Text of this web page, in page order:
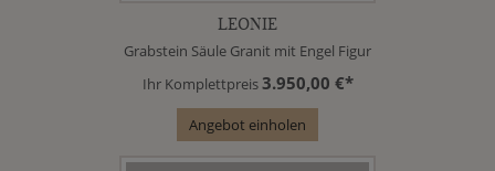
LEONIE
Grabstein Säule Granit mit Engel Figur
Ihr Komplettpreis3.950,00 €*
Angebot einholen